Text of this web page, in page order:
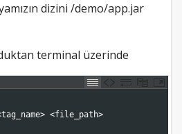
dizini /demo/app.jar
terminal üzerinde
tag_name> <file_path>